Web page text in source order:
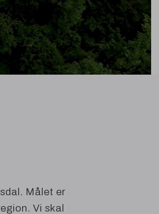
Målet er
Vi skal